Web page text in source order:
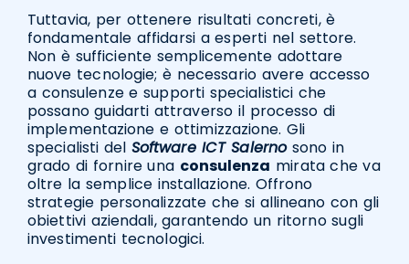
Tuttavia, per ottenere risultati concreti, è
fondamentale affidarsi a esperti nel settore.
Non è sufficiente semplicemente adottare
nuove tecnologie; è necessario avere accesso
a consulenze e supporti specialistici che
possano guidarti attraverso il processo di
implementazione e ottimizzazione. Gli
specialisti del Software ICT Salernosono in
grado di fornire una consulenza mirata che va
oltre la semplice installazione. Offrono
strategie personalizzate che si allineano con gli
obiettivi aziendali, garantendo un ritorno sugli
investimenti tecnologici.